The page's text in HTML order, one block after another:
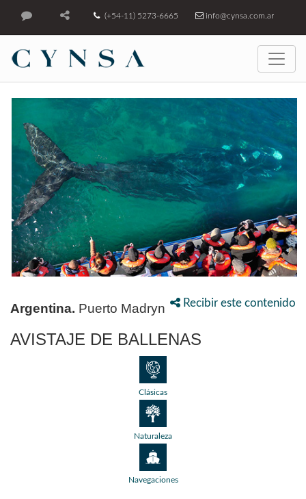
(+54-11) 5273-6665 info@cynsa.com.ar
Recibir este contenido
Argentina. Puerto Madryn
AVISTAJE DE BALLENAS
Clásicas
Naturaleza
Navegaciones